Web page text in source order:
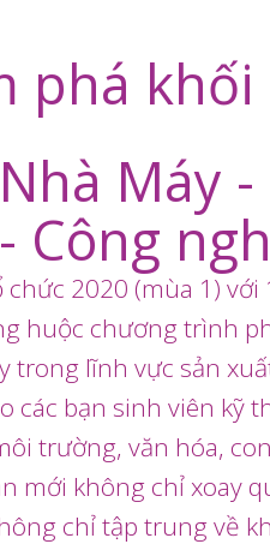
phá khối
Máy
Công
2020 (mùa 1)
huộc chương trình
trong lĩnh vực sản
các bạn sinh viên kỹ
trường, văn hóa,
mới không chỉ xoay
chỉ tập trung về